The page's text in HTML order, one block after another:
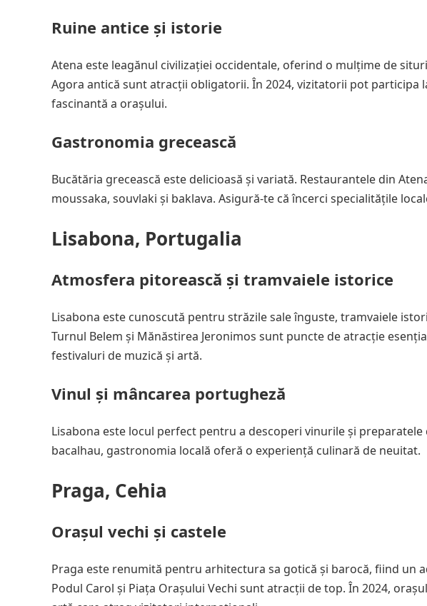
Ruine antice și istorie
Atena este leagănul civilizației occidentale, oferind o mulțime de
Agora antică sunt atracții obligatorii. În 2024, vizitatorii pot participa
fascinantă a orașului.
Gastronomia grecească
Bucătăria grecească este delicioasă și variată. Restaurantele din
moussaka, souvlaki și baklava. Asigură-te că încerci specialitățile
Lisabona, Portugalia
Atmosfera pitorească și tramvaiele istorice
Lisabona este cunoscută pentru străzile sale înguste, tramvaiele
Turnul Belem și Mănăstirea Jeronimos sunt puncte de atracție
festivaluri de muzică și artă.
Vinul și mâncarea portugheză
Lisabona este locul perfect pentru a descoperi vinurile și
bacalhau, gastronomia locală oferă o experiență culinară de neuitat.
Praga, Cehia
Orașul vechi și castele
Praga este renumită pentru arhitectura sa gotică și barocă, fiind un
Podul Carol și Piața Orașului Vechi sunt atracții de top. În 2024,